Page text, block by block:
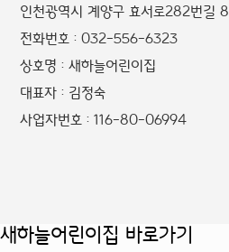
인천광역시 계양구 효서로282번길 8
전화번호 : 032-556-6323
상호명 : 새하늘어린이집
대표자 : 김정숙
사업자번호 : 116-80-06994
새하늘어린이집 바로가기